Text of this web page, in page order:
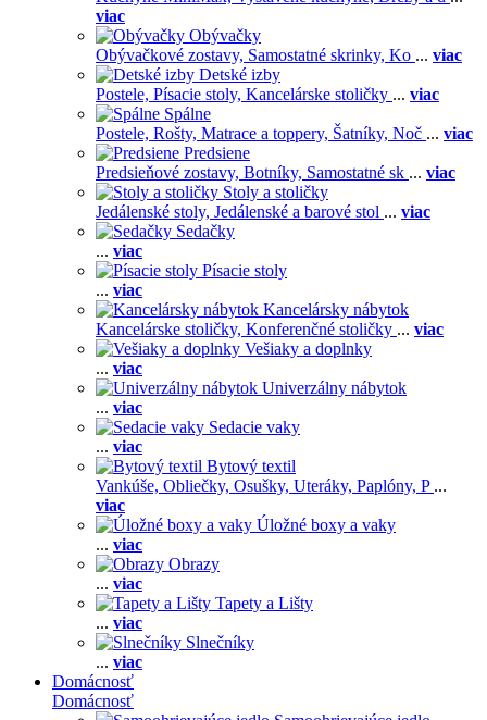
viac
Obývačky
Obývačkové zostavy, Samostatné skrinky, Ko ... viac
Detské izby
Postele, Písacie stoly, Kancelárske stoličky ... viac
Spálne
Postele, Rošty, Matrace a toppery, Šatníky, Noč ... viac
Predsiene
Predsieňové zostavy, Botníky, Samostatné sk ... viac
Stoly a stoličky
Jedálenské stoly, Jedálenské a barové stol ... viac
Sedačky
... viac
Písacie stoly
... viac
Kancelársky nábytok
Kancelárske stoličky, Konferenčné stoličky ... viac
Vešiaky a doplnky
... viac
Univerzálny nábytok
... viac
Sedacie vaky
... viac
Bytový textil
Vankúše, Obliečky, Osušky, Uteráky, Paplóny, P ...
viac
Úložné boxy a vaky
... viac
Obrazy
... viac
Tapety a Lišty
... viac
Slnečníky
... viac
Domácnosť
Domácnosť